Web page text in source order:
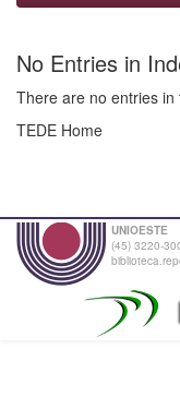
No Entries in
There are no entries in
TEDE Home
UNIOESTE
(45) 3220-